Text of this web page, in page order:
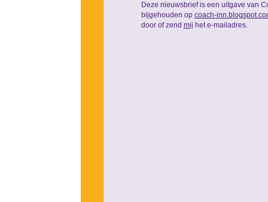
Deze nieuwsbrief is een uitgave van
bijgehouden op coach-
door of zend mij het e-mailadres.